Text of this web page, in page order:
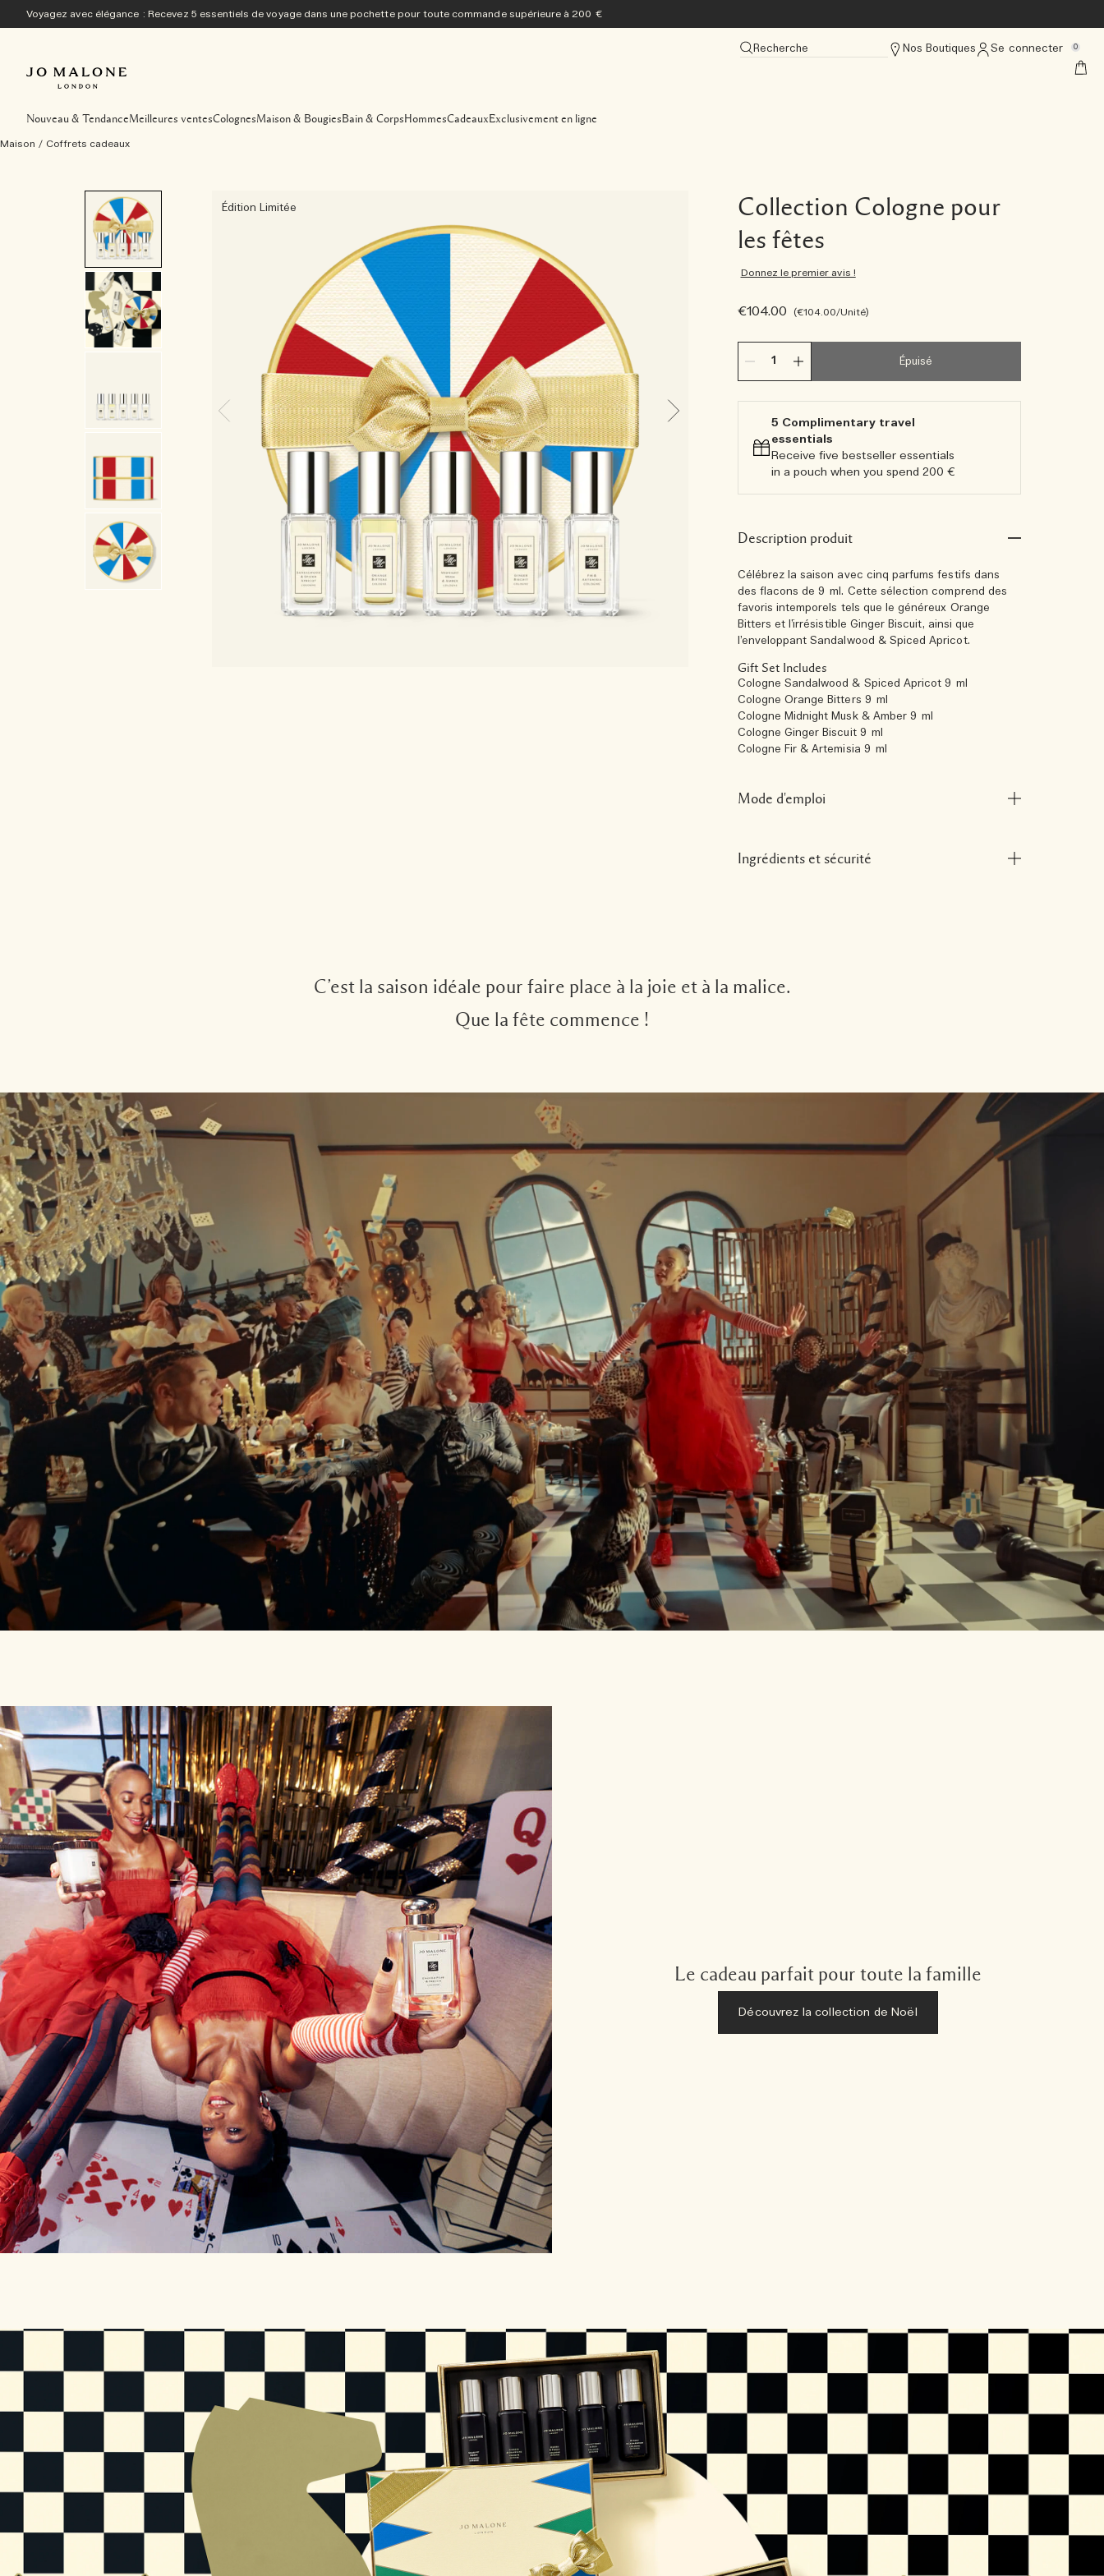
Voyagez avec élégance : Recevez 5 essentiels de voyage dans une pochette pour toute commande supérieure à 200 €
Recherche Nos Boutiques Se connecter 0
Nouveau & TendanceMeilleures ventesColognesMaison & BougiesBain & CorpsHommesCadeaux Exclusivement en ligne
Maison / Coffrets cadeaux
Collection Cologne pour
les fêtes
Donnez le premier avis !
Édition Limitée
€104.00 €104.00/Unité
Épuisé
5 Complimentary travel
essentials​
Receive five bestseller essentials
in a pouch when you spend 200 €
Description produit
Célébrez la saison avec cinq parfums festifs dans
des flacons de 9 ml. Cette sélection comprend des
favoris intemporels tels que le généreux Orange
Bitters et l’irrésistible Ginger Biscuit, ainsi que
l’enveloppant Sandalwood & Spiced Apricot.
Gift Set Includes
Cologne Sandalwood & Spiced Apricot 9 ml
Cologne Orange Bitters 9 ml
Cologne Midnight Musk & Amber 9 ml
Cologne Ginger Biscuit 9 ml
Cologne Fir & Artemisia 9 ml
Mode d'emploi
Ingrédients et sécurité
C’est la saison idéale pour faire place à la joie et à la malice.
Que la fête commence !
Le cadeau parfait pour toute la famille
Découvrez la collection de Noël